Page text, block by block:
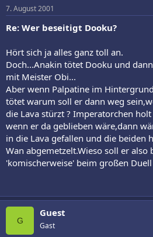
7. August 2001
Re: Wer beseitigt Dooku?
Hört sich ja alles ganz toll an.
Doch...Anakin tötet Dooku und
mit Meister Obi...
Aber wenn Palpatine im
tötet warum soll er dann weg
die Lava stürzt ? Imperatorchen
wenn er da geblieben wäre,dann
in die Lava gefallen und die beiden
Wan abgemetzelt.Wieso soll er also
'komischerweise' beim großen Duell
G
Guest
Gast